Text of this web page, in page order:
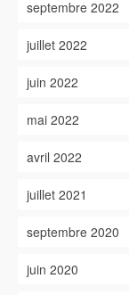
septembre 2022
juillet 2022
juin 2022
mai 2022
avril 2022
juillet 2021
septembre 2020
juin 2020